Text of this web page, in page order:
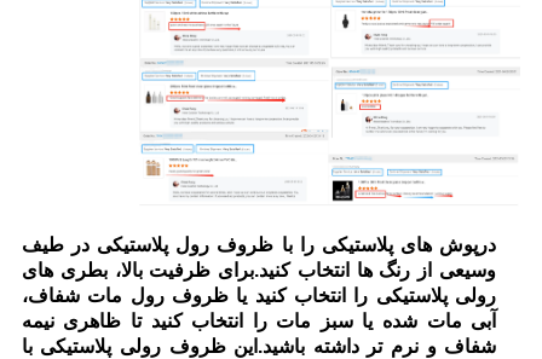
درپوش های پلاستیکی را با ظروف رول پلاستیکی در طیف
وسیعی از رنگ ها انتخاب کنید.برای ظرفیت بالا، بطری های
رولی پلاستیکی را انتخاب کنید یا ظروف رول مات شفاف،
آبی مات شده یا سبز مات را انتخاب کنید تا ظاهری نیمه
شفاف و نرم تر داشته باشید.این ظروف رولی پلاستیکی با